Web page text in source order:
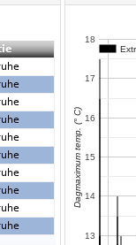
13
14
15
16
17
18
Dagmaximum temp. (° C)